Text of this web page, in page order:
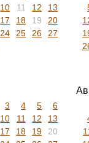
10 11 12
13
17 18 19
20
24 25 26
27
3 4 5
6
10 11 12
13
17 18 19
20